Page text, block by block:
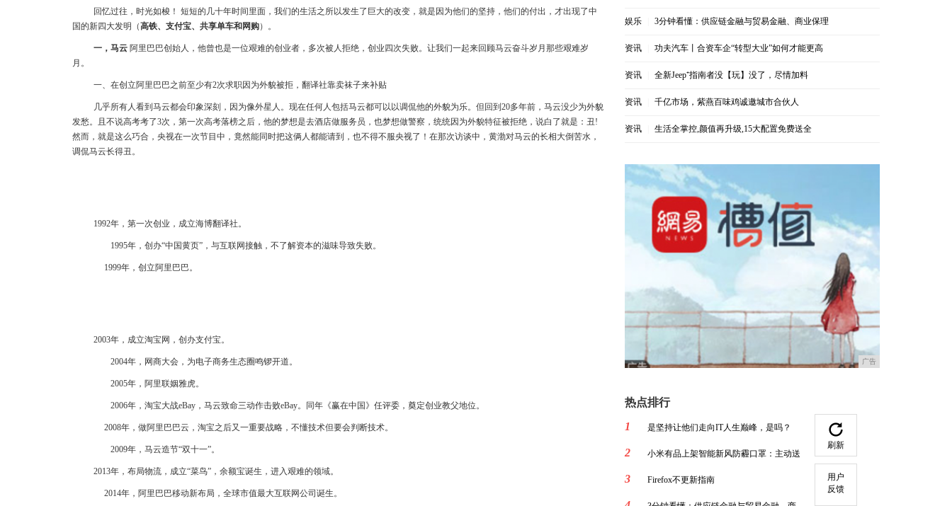
回忆过往，时光如梭！ 短短的几十年时间里面，我们的生活之所以发生了巨大的改变，就是因为他们的坚持，他们的付出，才出现了中
国的新四大发明（高铁、支付宝、共享单车和网购）。
一，马云 阿里巴巴创始人，他曾也是一位艰难的创业者，多次被人拒绝，创业四次失败。让我们一起来回顾马云奋斗岁月那些艰难岁
月。
一、在创立阿里巴巴之前至少有2次求职因为外貌被拒，翻译社靠卖袜子来补贴
几乎所有人看到马云都会印象深刻，因为像外星人。现在任何人包括马云都可以以调侃他的外貌为乐。但回到20多年前，马云没少为外貌
发愁。且不说高考考了3次，第一次高考落榜之后，他的梦想是去酒店做服务员，也梦想做警察，统统因为外貌特征被拒绝，说白了就是：丑!
然而，就是这么巧合，央视在一次节目中，竟然能同时把这俩人都能请到，也不得不服央视了！在那次访谈中，黄渤对马云的长相大倒苦水，
调侃马云长得丑。
1992年，第一次创业，成立海博翻译社。
1995年，创办“中国黄页”，与互联网接触，不了解资本的滋味导致失败。
1999年，创立阿里巴巴。
2003年，成立淘宝网，创办支付宝。
2004年，网商大会，为电子商务生态圈鸣锣开道。
2005年，阿里联姻雅虎。
2006年，淘宝大战eBay，马云致命三动作击败eBay。同年《赢在中国》任评委，奠定创业教父地位。
2008年，做阿里巴巴云，淘宝之后又一重要战略，不懂技术但要会判断技术。
2009年，马云造节“双十一”。
2013年，布局物流，成立“菜鸟”，余额宝诞生，进入艰难的领域。
2014年，阿里巴巴移动新布局，全球市值最大互联网公司诞生。
娱乐 3分钟看懂：供应链金融与贸易金融、商业保理
资讯 功夫汽车丨合资车企“转型大业”如何才能更高
资讯 全新Jeep⁺指南者没【玩】没了，尽情加料
资讯 千亿市场，紫燕百味鸡诚邀城市合伙人
资讯 生活全掌控,颜值再升级,15大配置免费送全
广告
热点排行
1
是坚持让他们走向IT人生巅峰，是吗？
2 小米有品上架智能新风防霾口罩：主动送
3 Firefox不更新指南
刷新
用户
反馈